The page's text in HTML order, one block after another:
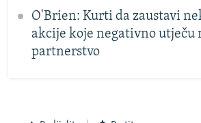
O'Brien: Kurti da zaustavi
akcije koje negativno utječu
partnerstvo